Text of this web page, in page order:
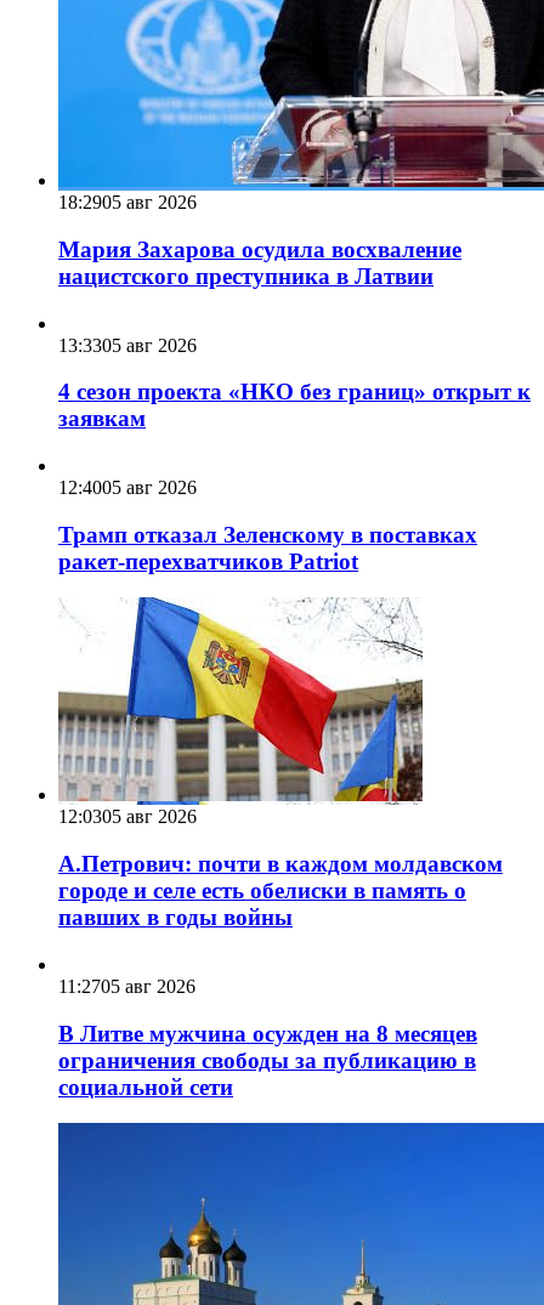
18:2905 авг 2026
Мария Захарова осудила восхваление
нацистского преступника в Латвии
13:3305 авг 2026
4 сезон проекта «НКО без границ» открыт к
заявкам
12:4005 авг 2026
Трамп отказал Зеленскому в поставках
ракет-перехватчиков Patriot
12:0305 авг 2026
А.Петрович: почти в каждом молдавском
городе и селе есть обелиски в память о
павших в годы войны
11:2705 авг 2026
В Литве мужчина осужден на 8 месяцев
ограничения свободы за публикацию в
социальной сети